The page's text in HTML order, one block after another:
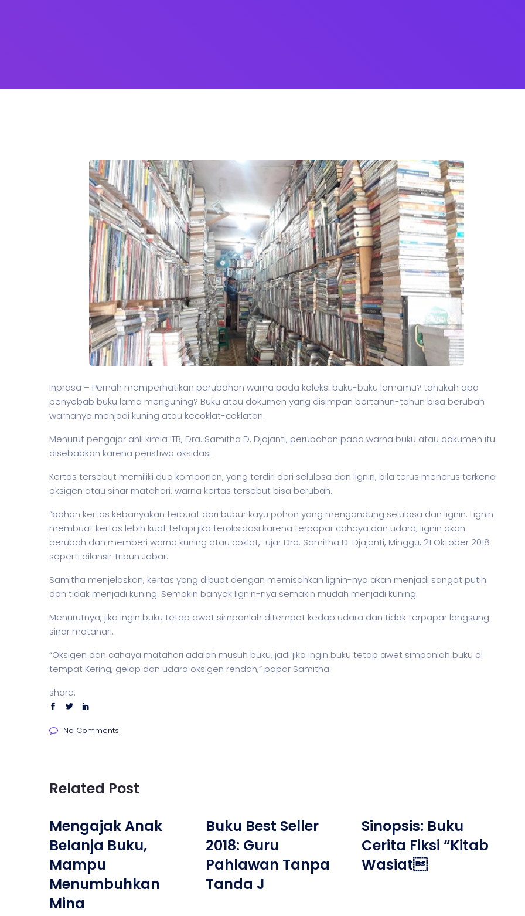
Inprasa – Pernah memperhatikan perubahan warna pada koleksi buku-buku lamamu? tahukah apa
penyebab buku lama menguning? Buku atau dokumen yang disimpan bertahun-tahun bisa berubah
warnanya menjadi kuning atau kecoklat-coklatan.
Menurut pengajar ahli kimia ITB, Dra. Samitha D. Djajanti, perubahan pada warna buku atau dokumen itu
disebabkan karena peristiwa oksidasi.
Kertas tersebut memiliki dua komponen, yang terdiri dari selulosa dan lignin, bila terus menerus terkena
oksigen atau sinar matahari, warna kertas tersebut bisa berubah.
“bahan kertas kebanyakan terbuat dari bubur kayu pohon yang mengandung selulosa dan lignin. Lignin
membuat kertas lebih kuat tetapi jika teroksidasi karena terpapar cahaya dan udara, lignin akan
berubah dan memberi warna kuning atau coklat,” ujar Dra. Samitha D. Djajanti, Minggu, 21 Oktober 2018
seperti dilansirTribun Jabar.
Samitha menjelaskan, kertas yang dibuat dengan memisahkan lignin-nya akan menjadi sangat putih
dan tidak menjadi kuning. Semakin banyak lignin-nya semakin mudah menjadi kuning.
Menurutnya, jika ingin buku tetap awet simpanlah ditempat kedap udara dan tidak terpapar langsung
sinar matahari.
“Oksigen dan cahaya matahari adalah musuh buku, jadi jika ingin buku tetap awet simpanlah buku di
tempat Kering, gelap dan udara oksigen rendah,” papar Samitha.
share:
No Comments
Related Post
Mengajak Anak
Belanja Buku,
Mampu
Menumbuhkan
Mina
Buku Best Seller
2018: Guru
Pahlawan Tanpa
Tanda J
Sinopsis: Buku
Cerita Fiksi “Kitab
Wasiat